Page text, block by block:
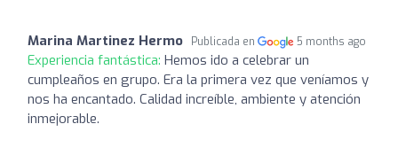
Marina Martinez Hermo Publicada en 5 months ago
Experiencia fantástica: Hemos ido a celebrar un
cumpleaños en grupo. Era la primera vez que veníamos y
nos ha encantado. Calidad increíble, ambiente y atención
inmejorable.